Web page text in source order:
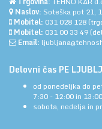
Naslov: Soteška pot 21,
Mobitel: 031 028 128
Mobitel: 031 00 33 49
Email:
Delovni čas PE
od ponedeljka do
7:30 - 12:00 in
sobota, nedelja in